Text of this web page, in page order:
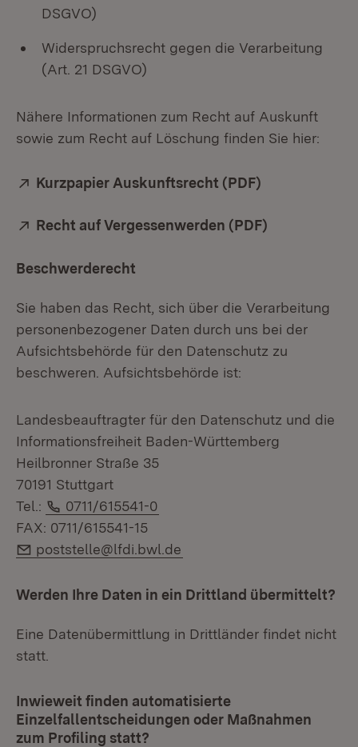
DSGVO)
Widerspruchsrecht gegen die Verarbeitung
(Art. 21 DSGVO)
Nähere Informationen zum Recht auf Auskunft
sowie zum Recht auf Löschung finden Sie hier:
Extern:
Kurzpapier Auskunftsrecht (PDF)
Extern:
Recht auf Vergessenwerden (PDF)
Beschwerderecht
Sie haben das Recht, sich über die Verarbeitung
personenbezogener Daten durch uns bei der
Aufsichtsbehörde für den Datenschutz zu
beschweren. Aufsichtsbehörde ist:
Landesbeauftragter für den Datenschutz und die
Informationsfreiheit Baden-Württemberg
Heilbronner Straße 35
70191 Stuttgart
Tel.:
Telefon:
0711/615541-0
FAX: 0711/615541-15
E-Mail:
poststelle@lfdi.bwl.de
Werden Ihre Daten in ein Drittland übermittelt?
Eine Datenübermittlung in Drittländer findet nicht
statt.
Inwieweit finden automatisierte
Einzelfallentscheidungen oder Maßnahmen
zum Profiling statt?